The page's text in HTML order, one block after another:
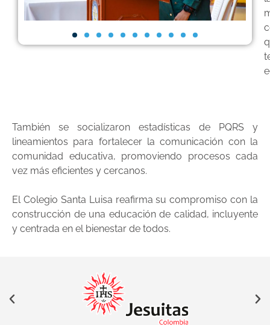
También se socializaron estadísticas de PQRS y
lineamientos para fortalecer la comunicación con la
comunidad educativa, promoviendo procesos cada
vez más eficientes y cercanos.
El Colegio Santa Luisa reafirma su compromiso con la
construcción de una educación de calidad, incluyente
y centrada en el bienestar de todos.